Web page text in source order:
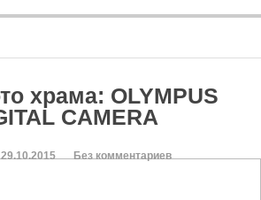
храма: OLYMPUS
CAMERA
29.10.2015 Без комментариев